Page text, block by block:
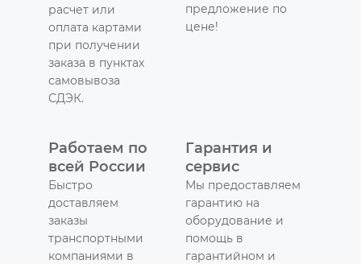
расчет или
оплата картами
при получении
заказа в пунктах
самовывоза
СДЭК.
предложение по
цене!
Работаем по
всей России
Быстро
доставляем
заказы
транспортными
компаниями в
Гарантия и
сервис
Мы предоставляем
гарантию на
оборудование и
помощь в
гарантийном и